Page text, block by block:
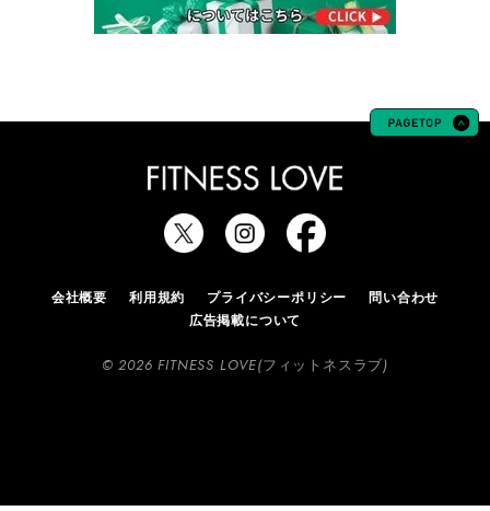
会社概要 利用規約 プライバシーポリシー
問い合わせ
広告掲載について
© 2026 FITNESS LOVE(フィットネスラブ)